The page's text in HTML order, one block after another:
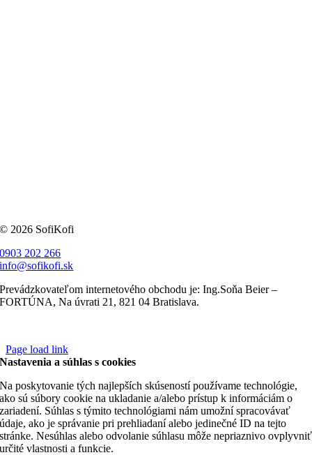
© 2026 SofiKofi
0903 202 266
info@sofikofi.sk
Prevádzkovateľom internetového obchodu je: Ing.Soňa Beier –
FORTÚNA, Na úvrati 21, 821 04 Bratislava.
Page load link
Nastavenia a súhlas s cookies
Na poskytovanie tých najlepších skúseností používame technológie,
ako sú súbory cookie na ukladanie a/alebo prístup k informáciám o
zariadení. Súhlas s týmito technológiami nám umožní spracovávať
údaje, ako je správanie pri prehliadaní alebo jedinečné ID na tejto
stránke. Nesúhlas alebo odvolanie súhlasu môže nepriaznivo ovplyvniť
určité vlastnosti a funkcie.